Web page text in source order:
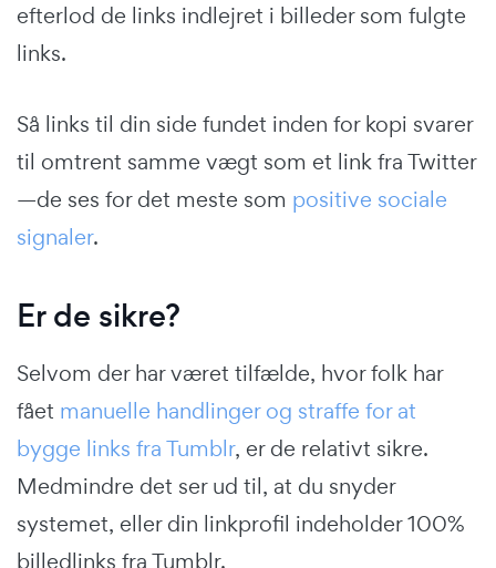
efterlod de links indlejret i billeder som fulgte
links.
Så links til din side fundet inden for kopi svarer
til omtrent samme vægt som et link fra Twitter
—de ses for det meste som positive sociale
signaler.
Er de sikre?
Selvom der har været tilfælde, hvor folk har
fået manuelle handlinger og straffe for at
bygge links fra Tumblr, er de relativt sikre.
Medmindre det ser ud til, at du snyder
systemet, eller din linkprofil indeholder 100%
billedlinks fra Tumblr.